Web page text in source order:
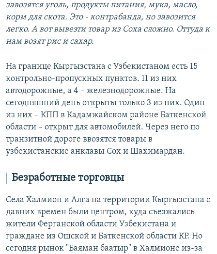
завозятся уголь, продукты питания, мука, масло,
корм для скота. Это - контрабанда, но завозится
легко. А вот вывезти товар из Соха сложно. Оттуда к
нам возят рис и сахар.
На границе Кыргызстана с Узбекистаном есть 15
контрольно-пропускных пунктов. 11 из них
автодорожные, а 4 – железнодорожные. На
сегодняшний день открыты только 3 из них. Один
из них – КПП в Кадамжайском районе Баткенской
области – открыт для автомобилей. Через него по
транзитной дороге ввозятся товары в
узбекистанские анклавы Сох и Шахимардан.
Безработные торговцы
Села Халмион и Алга на территории Кыргызстана с
давних времен были центром, куда съезжались
жители Ферганской области Узбекистана и
граждане из Ошской и Баткенской области КР. Но
сегодня рынок "Баяман баатыр" в Халмионе из-за